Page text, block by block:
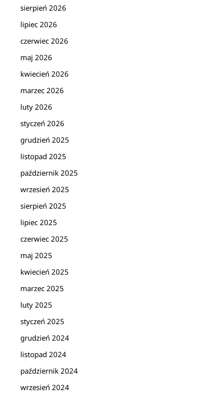
sierpień 2026
lipiec 2026
czerwiec 2026
maj 2026
kwiecień 2026
marzec 2026
luty 2026
styczeń 2026
grudzień 2025
listopad 2025
październik 2025
wrzesień 2025
sierpień 2025
lipiec 2025
czerwiec 2025
maj 2025
kwiecień 2025
marzec 2025
luty 2025
styczeń 2025
grudzień 2024
listopad 2024
październik 2024
wrzesień 2024